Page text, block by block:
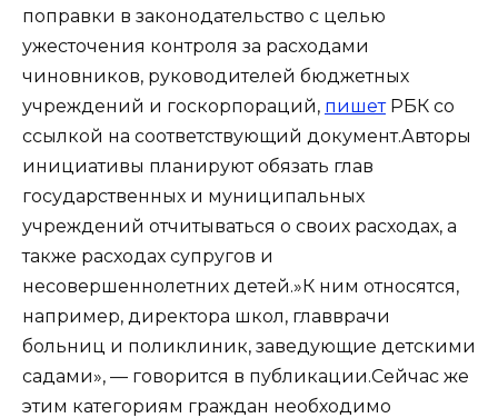
поправки в законодательство с целью
ужесточения контроля за расходами
чиновников, руководителей бюджетных
учреждений и госкорпораций, пишетРБК со
ссылкой на соответствующий документ.Авторы
инициативы планируют обязать глав
государственных и муниципальных
учреждений отчитываться о своих расходах, а
также расходах супругов и
несовершеннолетних детей.»К ним относятся,
например, директора школ, главврачи
больниц и поликлиник, заведующие детскими
садами», — говорится в публикации.Сейчас же
этим категориям граждан необходимо